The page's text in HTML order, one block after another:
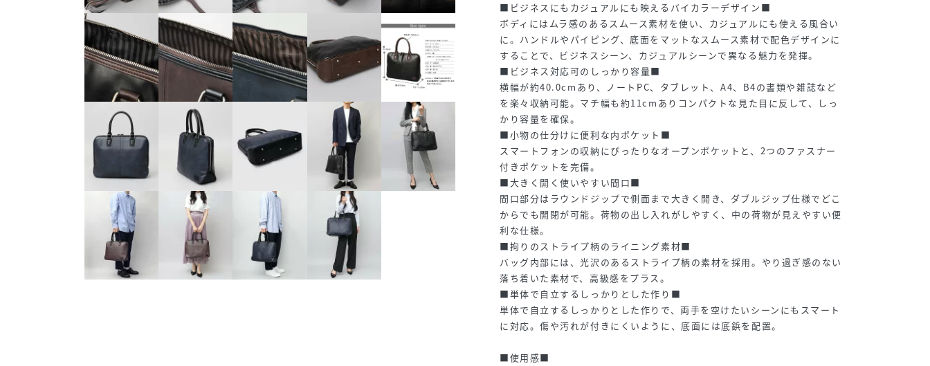
■ビジネスにもカジュアルにも映えるバイカラーデザイン■
ボディにはムラ感のあるスムース素材を使い、カジュアルにも使える風合い
に。ハンドルやパイピング、底面をマットなスムース素材で配色デザインに
することで、ビジネスシーン、カジュアルシーンで異なる魅力を発揮。
■ビジネス対応可のしっかり容量■
横幅が約40.0cmあり、ノートPC、タブレット、A4、B4の書類や雑誌など
を楽々収納可能。マチ幅も約11cmありコンパクトな見た目に反して、しっ
かり容量を確保。
■小物の仕分けに便利な内ポケット■
スマートフォンの収納にぴったりなオープンポケットと、2つのファスナー
付きポケットを完備。
■大きく開く使いやすい間口■
間口部分はラウンドジップで側面まで大きく開き、ダブルジップ仕様でどこ
からでも開閉が可能。荷物の出し入れがしやすく、中の荷物が見えやすい便
利な仕様。
■拘りのストライプ柄のライニング素材■
バッグ内部には、光沢のあるストライプ柄の素材を採用。やり過ぎ感のない
落ち着いた素材で、高級感をプラス。
■単体で自立するしっかりとした作り■
単体で自立するしっかりとした作りで、両手を空けたいシーンにもスマート
に対応。傷や汚れが付きにくいように、底面には底鋲を配置。
■使用感■